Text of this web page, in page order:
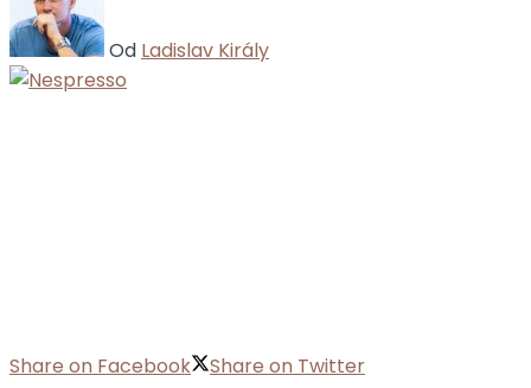
Od Ladislav Király
Share on Facebook Share on Twitter